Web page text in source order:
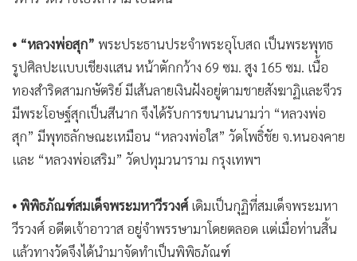
• “หลวงพ่อสุก” พระประธานประจำพระอุโบสถ เป็นพระพุทธ
รูปศิลปะแบบเชียงแสน หน้าตักกว้าง 69 ซม. สูง 165 ซม. เนื้อ
ทองสำริดสามกษัตริย์ มีเส้นลายเงินฝังอยู่ตามชายสังฆาฏิและจีวร
มีพระโอษฐ์สุกเป็นสีนาก จึงได้รับการขนานนามว่า “หลวงพ่อ
สุก” มีพุทธลักษณะเหมือน “หลวงพ่อใส” วัดโพธิ์ชัย จ.หนองคาย
และ “หลวงพ่อเสริม” วัดปทุมวนาราม กรุงเทพฯ
• พิพิธภัณฑ์สมเด็จพระมหาวีรวงศ์ เดิมเป็นกุฏิที่สมเด็จพระมหา
วีรวงศ์ อดีตเจ้าอาวาส อยู่จำพรรษามาโดยตลอด แต่เมื่อท่านสิ้น
แล้วทางวัดจึงได้นำมาจัดทำเป็นพิพิธภัณฑ์